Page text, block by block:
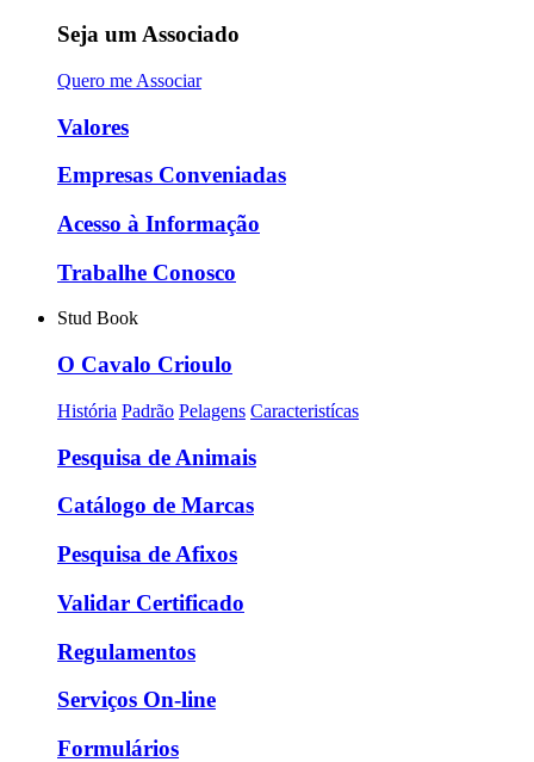
Seja um Associado
Quero me Associar
Valores
Empresas Conveniadas
Acesso à Informação
Trabalhe Conosco
Stud Book
O Cavalo Crioulo
História Padrão Pelagens Caracteristícas
Pesquisa de Animais
Catálogo de Marcas
Pesquisa de Afixos
Validar Certificado
Regulamentos
Serviços On-line
Formulários